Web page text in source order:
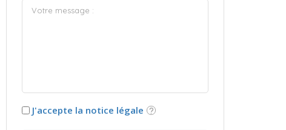
J'accepte la notice légale